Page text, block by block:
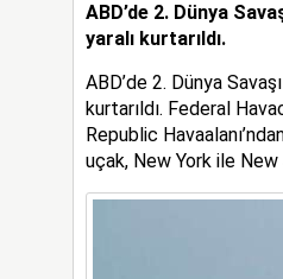
ABD’de 2. Dünya
yaralı kurtarıldı.
ABD’de 2. Dünya
kurtarıldı. Federal
Republic
uçak, New York ile New